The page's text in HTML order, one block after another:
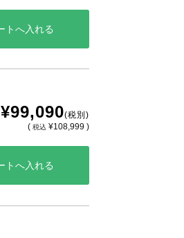
¥99,090(税別)
( 税込 ¥108,999 )